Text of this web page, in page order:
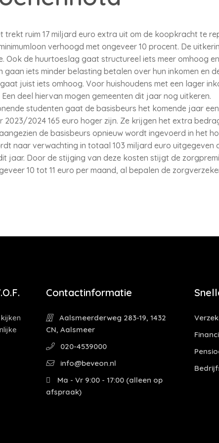
trekt ruim 17 miljard euro extra uit om de koopkracht te
verhoogd met ongeveer 10 procent. De
Ook de huurtoeslag gaat structureel iets meer omhoog
gaan iets minder belasting betalen over hun inkomen en
juist iets omhoog. Voor huishoudens met een lager
Een deel hiervan mogen gemeenten dit jaar nog uitkeren.
studenten gaat de basisbeurs het komende jaar
2023/2024 165 euro hoger zijn. Ze krijgen het extra
de basisbeurs opnieuw wordt ingevoerd in het
naar verwachting in totaal 103 miljard euro uitgegeven
jaar. Door de stijging van deze kosten stijgt de
10 tot 11 euro per maand, al bepalen de
Contactinformatie
Aalsmeerderweg 283-19, 1432
CN, Aalsmeer
020-4539000
info@beveon.nl
Ma - Vr 9:00 - 17:00 (alleen op
afspraak)